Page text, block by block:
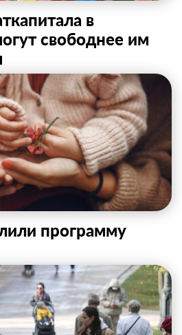
в
свободнее им
программу